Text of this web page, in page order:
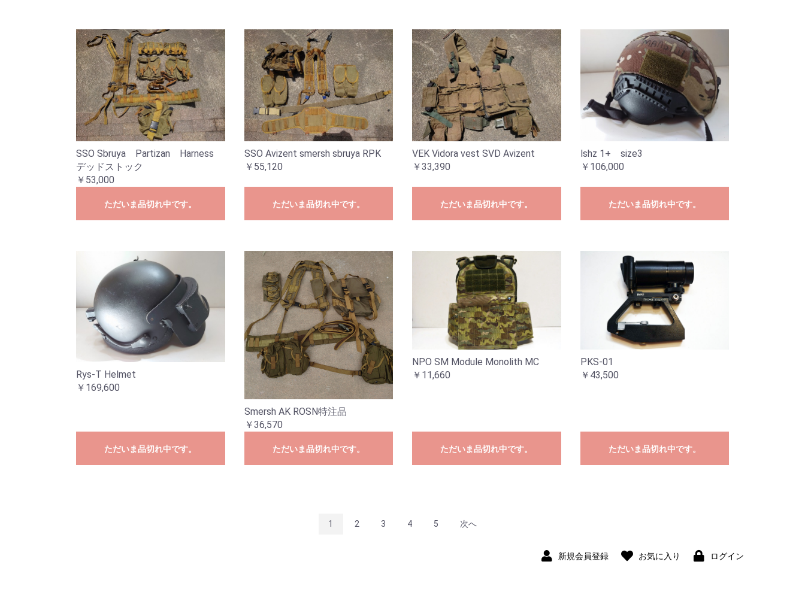
SSO Sbruya Partizan Harness
デッドストック
￥53,000
ただいま品切れ中です。
SSO Avizent smersh sbruya RPK
￥55,120
ただいま品切れ中です。
VEK Vidora vest SVD Avizent
￥33,390
ただいま品切れ中です。
lshz 1+ size3
￥106,000
ただいま品切れ中です。
Rys-T Helmet
￥169,600
ただいま品切れ中です。
Smersh AK ROSN特注品
￥36,570
ただいま品切れ中です。
NPO SM Module Monolith MC
￥11,660
ただいま品切れ中です。
PKS-01
￥43,500
ただいま品切れ中です。
1 2 3 4 5 次へ
新規会員登録 お気に入り ログイン